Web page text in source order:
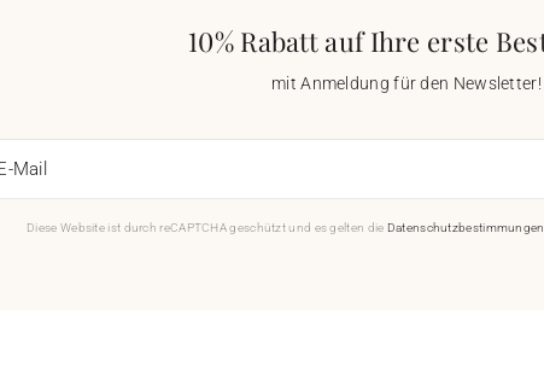
10% Rabatt auf Ihre erste
mit Anmeldung für den Newsletter!
E-Mail
Diese Website ist durch reCAPTCHA geschützt und es gelten die Datenschutzbestimmungen